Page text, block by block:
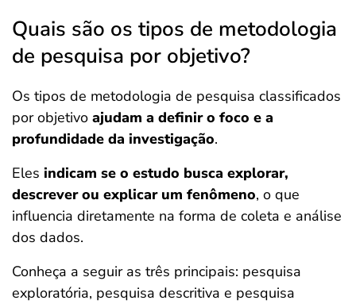
Quais são os tipos de metodologia
de pesquisa por objetivo?
Os tipos de metodologia de pesquisa classificados
por objetivo ajudam a definir o foco e a
profundidade da investigação.
Eles indicam se o estudo busca explorar,
descrever ou explicar um fenômeno, o que
influencia diretamente na forma de coleta e análise
dos dados.
Conheça a seguir as três principais: pesquisa
exploratória, pesquisa descritiva e pesquisa